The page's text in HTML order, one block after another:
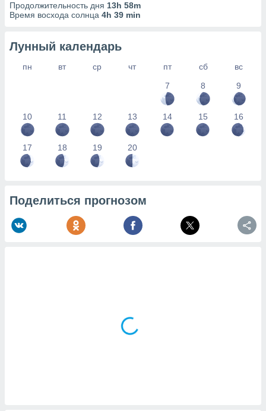
Продолжительность дня 13h 58m
Время восхода солнца 4h 39 min
Лунный календарь
пн вт ср чт пт сб
вс
7
8 9
10 11 12 13 14 15 16
17 18 19 20
Поделиться прогнозом